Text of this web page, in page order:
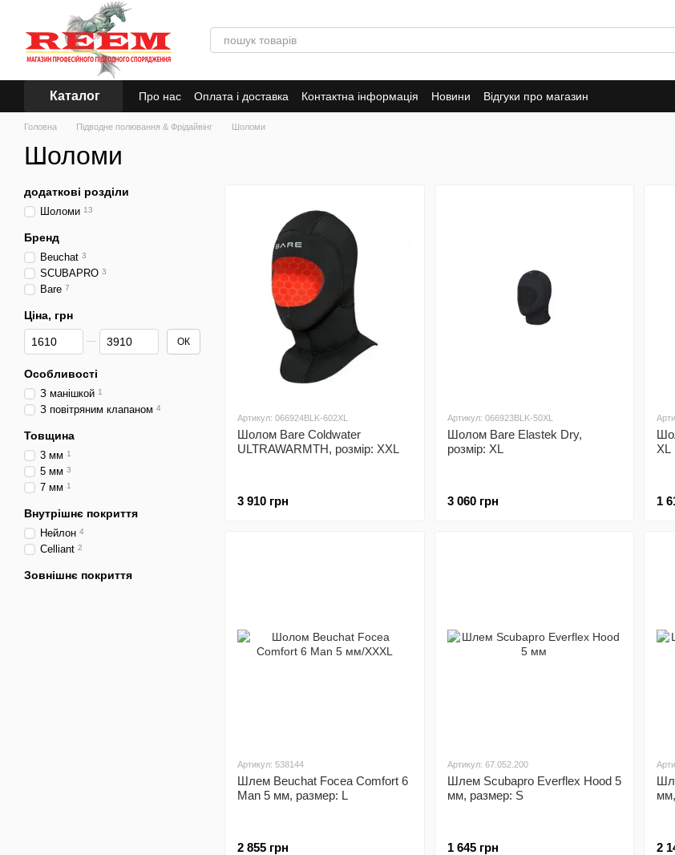
Перейти до основного контенту
Каталог Про нас Оплата і доставка Контактна інформація Новини Відгуки про магазин
Головна Підводне полювання & Фрідайвінг Шоломи
Шоломи
Артикул: 066924BLK-602XL
Шолом Bare Coldwater
ULTRAWARMTH, розмір: XXL
3 910 грн
Артикул: 066923BLK-50XL
Шолом Bare Elastek Dry,
розмір: XL
3 060 грн
XL
1
Артикул: 538144
Шлем Beuchat Focea Comfort 6
Man 5 мм, размер: L
2 855 грн
Артикул: 67.052.200
Шлем Scubapro Everflex Hood 5
мм, размер: S
1 645 грн 2
додаткові розділи
Шоломи 13
Бренд
Beuchat 3
SCUBAPRO 3
Bare 7
Ціна, грн
Від Ціна, грн
До Ціна, грн ОК
Особливості
З манішкой 1
З повітряним клапаном 4
Товщина
3 мм 1
5 мм 3
7 мм 1
Внутрішнє покриття
Нейлон 4
Celliant 2
Зовнішнє покриття